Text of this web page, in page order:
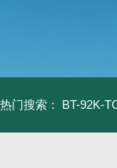
热门搜索： BT-92K-